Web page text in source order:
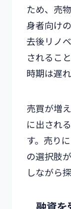
ため、売
身者向け
去後リノ
されるこ
時期は遅
売買が増
に出され
す。売り
の選択肢
しながら